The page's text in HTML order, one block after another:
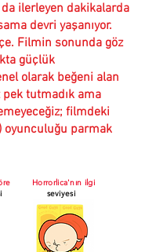
ilerleyen dakikalarda
devri yaşanıyor.
Filmin sonunda göz
güçlük
olarak beğeni alan
pek tutmadık ama
filmdeki
oyunculuğu parmak
Horrorlica'nın ilgi
seviyesi